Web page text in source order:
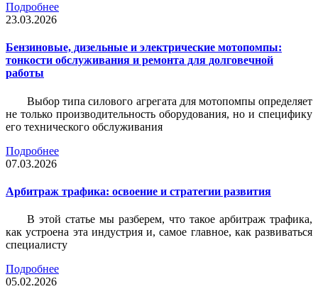
Подробнее
23.03.2026
Бензиновые, дизельные и электрические мотопомпы:
тонкости обслуживания и ремонта для долговечной
работы
Выбор типа силового агрегата для мотопомпы определяет
не только производительность оборудования, но и специфику
его технического обслуживания
Подробнее
07.03.2026
Арбитраж трафика: освоение и стратегии развития
В этой статье мы разберем, что такое арбитраж трафика,
как устроена эта индустрия и, самое главное, как развиваться
специалисту
Подробнее
05.02.2026